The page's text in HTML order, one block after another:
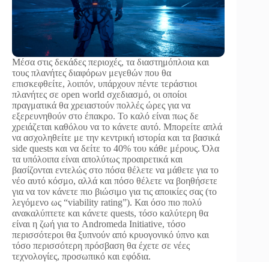
Μέσα στις δεκάδες περιοχές, τα διαστημόπλοια και
τους πλανήτες διαφόρων μεγεθών που θα
επισκεφθείτε, λοιπόν, υπάρχουν πέντε τεράστιοι
πλανήτες σε open world σχεδιασμό, οι οποίοι
πραγματικά θα χρειαστούν πολλές ώρες για να
εξερευνηθούν στο έπακρο. Το καλό είναι πως δε
χρειάζεται καθόλου να το κάνετε αυτό. Μπορείτε απλά
να ασχοληθείτε με την κεντρική ιστορία και τα βασικά
side quests και να δείτε το 40% του κάθε μέρους. Όλα
τα υπόλοιπα είναι απολύτως προαιρετικά και
βασίζονται εντελώς στο πόσα θέλετε να μάθετε για το
νέο αυτό κόσμο, αλλά και πόσο θέλετε να βοηθήσετε
για να τον κάνετε πιο βιώσιμο για τις αποικίες σας (το
λεγόμενο ως “viability rating”). Και όσο πιο πολύ
ανακαλύπτετε και κάνετε quests, τόσο καλύτερη θα
είναι η ζωή για το Andromeda Initiative, τόσο
περισσότεροι θα ξυπνούν από κρυογονικό ύπνο και
τόσο περισσότερη πρόσβαση θα έχετε σε νέες
τεχνολογίες, προσωπικό και εφόδια.